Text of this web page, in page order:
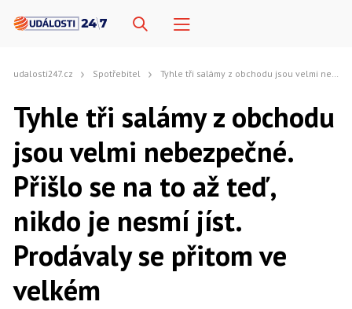
udalosti247.cz Spotřebitel Tyhle tři salámy z obchodu jsou velmi nebezpečné. Přišlo se na to až teď, nikdo je nesmí jíst. Prodávaly se přitom ve velkém
Tyhle tři salámy z obchodu
jsou velmi nebezpečné.
Přišlo se na to až teď,
nikdo je nesmí jíst.
Prodávaly se přitom ve
velkém